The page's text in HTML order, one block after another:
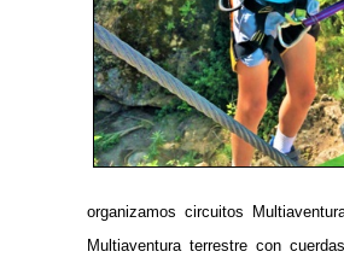
organizamos circuitos
Multiaventura terrestre con